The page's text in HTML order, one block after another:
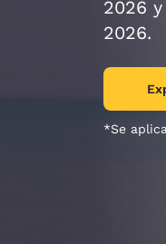
2026
2026.
*Se